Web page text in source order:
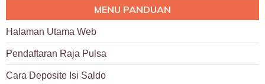
MENU PANDUAN
Halaman Utama Web
Pendaftaran Raja Pulsa
Cara Deposite Isi Saldo